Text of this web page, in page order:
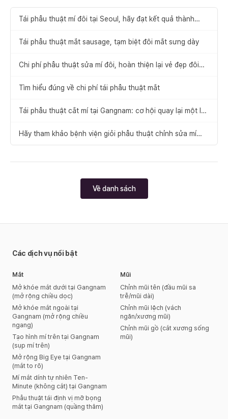
Tái phẫu thuật mí đôi tại Seoul, hãy đạt kết quả thành
Tái phẫu thuật mắt sausage, tạm biệt đôi mắt sưng dày
Chi phí phẫu thuật sửa mí đôi, hoàn thiện lại vẻ đẹp đôi
Tìm hiểu đúng về chi phí tái phẫu thuật mắt
Tái phẫu thuật cắt mí tại Gangnam: cơ hội quay lại một lần
Hãy tham khảo bệnh viện giỏi phẫu thuật chỉnh sửa mí
mắt
Về danh sách
Các dịch vụ nổi bật
Mắt
Mở khóe mắt dưới tại Gangnam
(mở rộng chiều dọc)
Mở khóe mắt ngoài tại
Gangnam (mở rộng chiều
ngang)
Tạo hình mí trên tại Gangnam
(sụp mí trên)
Mở rộng Big Eye tại Gangnam
(mắt to rõ)
Mí mắt dính tự nhiên Ten-
Minute (không cắt) tại Gangnam
Phẫu thuật tái định vị mỡ bọng
mắt tại Gangnam (quầng thâm)
Mũi
Chỉnh mũi tên (đầu mũi sa
trễ/mũi dài)
Chỉnh mũi lệch (vách
ngăn/xương mũi)
Chỉnh mũi gồ (cắt xương sống
mũi)